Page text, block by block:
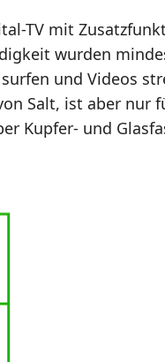
TV mit
wurden
und Videos
Salt, ist aber nur
Kupfer- und